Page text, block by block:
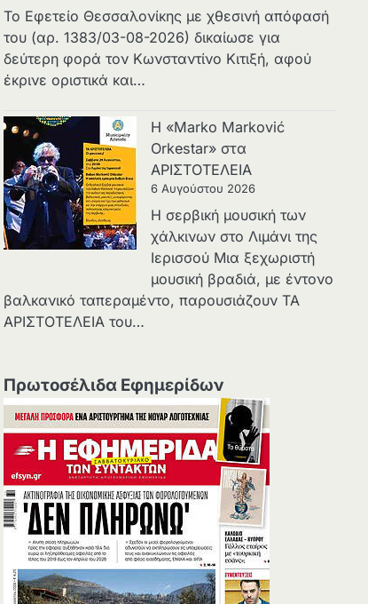
Το Εφετείο Θεσσαλονίκης με χθεσινή απόφασή
του (αρ. 1383/03-08-2026) δικαίωσε για
δεύτερη φορά τον Κωνσταντίνο Κιτιξή, αφού
έκρινε οριστικά και…
Η «Marko Marković
Orkestar» στα
ΑΡΙΣΤΟΤΕΛΕΙΑ
6 Αυγούστου 2026
Η σερβική μουσική των
χάλκινων στο Λιμάνι της
Ιερισσού Μια ξεχωριστή
μουσική βραδιά, με έντονο
βαλκανικό ταπεραμέντο, παρουσιάζουν ΤΑ
ΑΡΙΣΤΟΤΕΛΕΙΑ του…
Πρωτοσέλιδα Εφημερίδων